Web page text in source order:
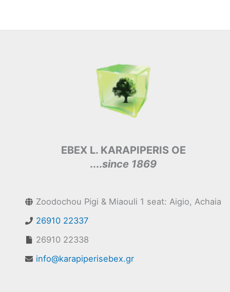
EBEX L. KARAPIPERIS OE
....since 1869
Zoodochou Pigi & Miaouli 1 seat: Aigio, Achaia
26910 22337
26910 22338
info@karapiperisebex.gr